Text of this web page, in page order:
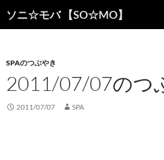
ソニ☆モバ 【SO☆MO】
索
ン
ツ
へ
キ
SPAのつぶやき
2011/07/07のつ
2011/07/07 SPA